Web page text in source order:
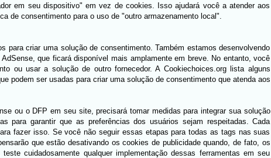
em seu dispositivo" em vez de cookies. Isso ajudará você a atender aos
de consentimento para o uso de "outro armazenamento local".
​​para criar uma solução de consentimento. Também estamos desenvolvendo
que ficará disponível mais amplamente em breve. No entanto, você
ou usar a solução de outro fornecedor. A Cookiechoices.org lista alguns
podem ser usadas para criar uma solução de consentimento que atenda aos
ou o DFP em seu site, precisará tomar medidas para integrar sua solução
para garantir que as preferências dos usuários sejam respeitadas. Cada
fazer isso. Se você não seguir essas etapas para todas as tags nas suas
que estão desativando os cookies de publicidade quando, de fato, os
cuidadosamente qualquer implementação dessas ferramentas em seu